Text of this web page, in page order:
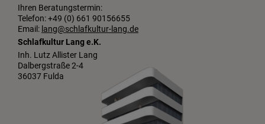
Ihren Beratungstermin:
Telefon: +49 (0) 661 90156655
Email: lang@schlafkultur-lang.de
Schlafkultur Lang e.K.
Inh. Lutz Allister Lang
Dalbergstraße 2-4
36037 Fulda